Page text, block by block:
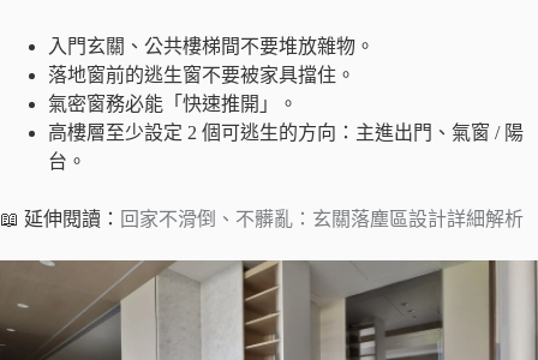
入門玄關、公共樓梯間不要堆放雜物。
落地窗前的逃生窗不要被家具擋住。
氣密窗務必能「快速推開」。
高樓層至少設定 2 個可逃生的方向：主進出門、氣窗 / 陽
台。
📖 延伸閱讀： 回家不滑倒、不髒亂：玄關落塵區設計詳細解析